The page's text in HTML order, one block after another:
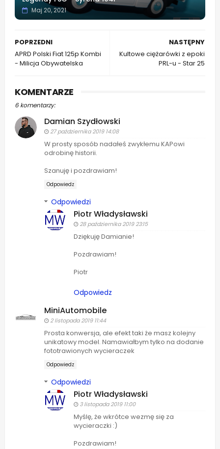
Maj 20, 2021
NASTĘPNY
Kultowe ciężarówki z epoki
PRL-u - Star 25
POPRZEDNI
APRD Polski Fiat 125p Kombi
- Milicja Obywatelska
KOMENTARZE
6 komentarzy:
Damian Szydłowski
27 października 2019 14:08
W prosty sposób nadałeś zwykłemu KAPowi
odrobinę historii.
Szanuję i pozdrawiam!
Odpowiedz
Odpowiedzi
Piotr Władysławski
28 października 2019 23:15
Dziękuję Damianie!
Pozdrawiam!
Piotr
Odpowiedz
MiniAutomobile
2 listopada 2019 11:44
Prosta konwersja, ale efekt taki że masz kolejny
unikatowy model. Namawiałbym tylko na dodanie
fototrawionych wycieraczek
Odpowiedz
Odpowiedzi
Piotr Władysławski
3 listopada 2019 11:00
Myślę, że wkrótce wezmę się za
wycieraczki :)
Pozdrawiam!